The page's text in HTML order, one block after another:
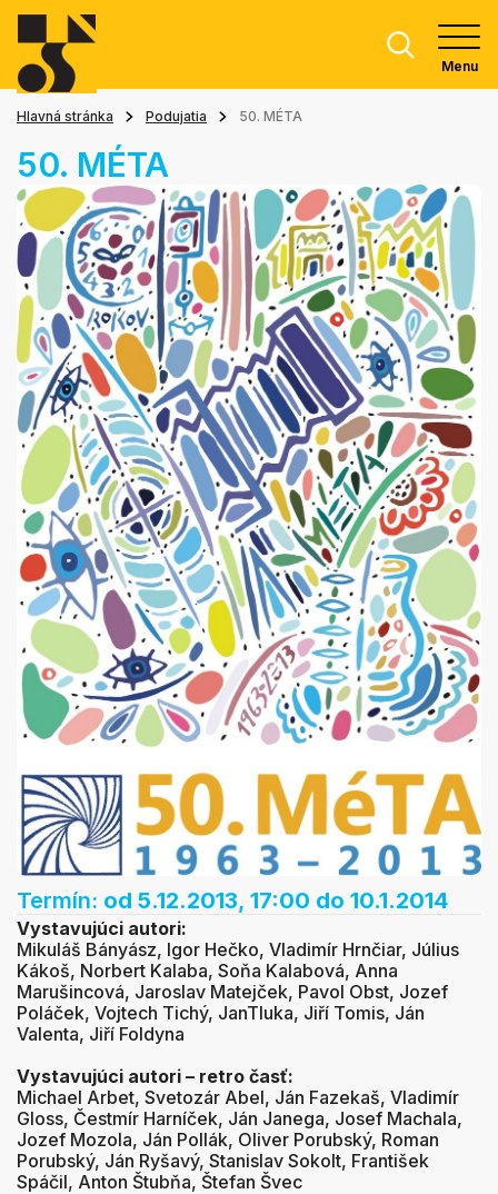
Menu
Hlavná stránka Podujatia 50. MÉTA
50. MÉTA
Termín: od 5.12.2013, 17:00 do 10.1.2014
Vystavujúci autori:
Mikuláš Bányász, Igor Hečko, Vladimír Hrnčiar, Július
Kákoš, Norbert Kalaba, Soňa Kalabová, Anna
Marušincová, Jaroslav Matejček, Pavol Obst, Jozef
Poláček, Vojtech Tichý, JanTluka, Jiří Tomis, Ján
Valenta, Jiří Foldyna
Vystavujúci autori – retro časť:
Michael Arbet, Svetozár Abel, Ján Fazekaš, Vladimír
Gloss, Čestmír Harníček, Ján Janega, Josef Machala,
Jozef Mozola, Ján Pollák, Oliver Porubský, Roman
Porubský, Ján Ryšavý, Stanislav Sokolt, František
Spáčil, Anton Štubňa, Štefan Švec